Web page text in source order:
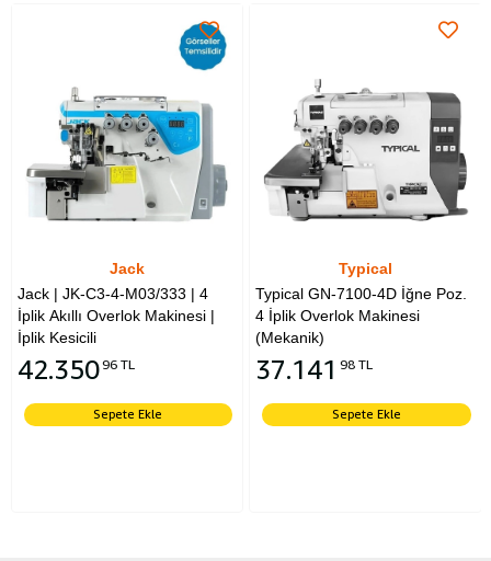
| 4
|
Typical GN-7100-4D İğne Poz.
4 İplik Overlok Makinesi
(Mekanik)
37.141
Sepete Ekle
Typical GN-7100-5D
5 İplik Overlok Makinesi
39.434
Sepete Ekle